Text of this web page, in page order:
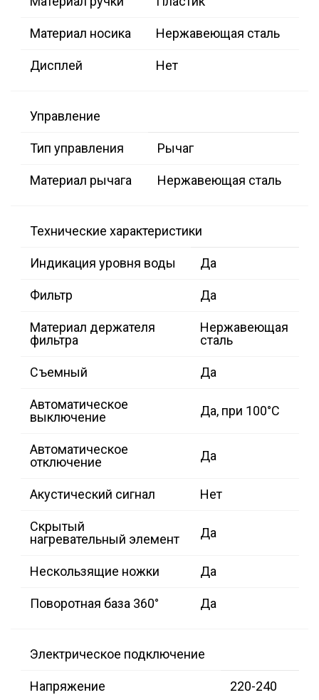
Материал носика Нержавеющая сталь
Дисплей Нет
Управление
Тип управления Рычаг
Материал рычага Нержавеющая сталь
Технические характеристики
Индикация уровня воды Да
Фильтр Да
Материал держателя
фильтра
Нержавеющая
сталь
Съемный Да
Автоматическое
выключение
Да, при 100°C
Автоматическое
отключение
Да
Акустический сигнал Нет
Скрытый
нагревательный элемент
Да
Нескользящие ножки Да
Поворотная база 360° Да
Электрическое подключение
Напряжение 220-240